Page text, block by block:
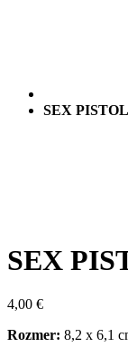
SEX
SEX
4,00 €
Rozmer: 8,2 x 6,1